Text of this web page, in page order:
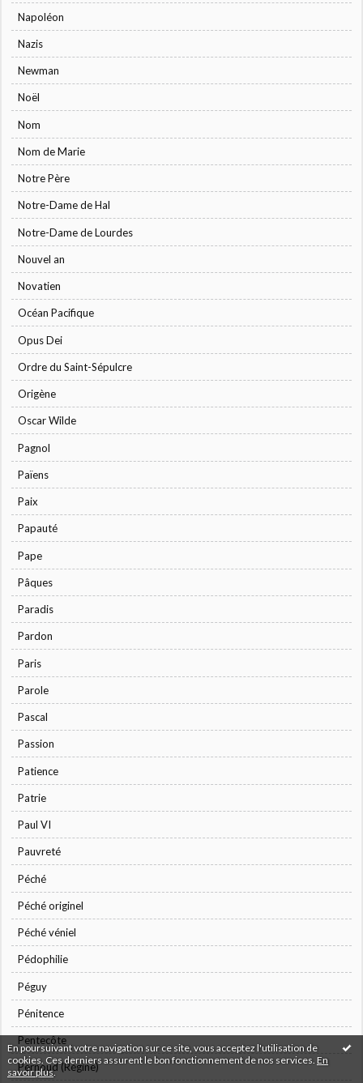
En poursuivant votre navigation sur ce site, vous acceptez l'utilisation de
cookies. Ces derniers assurent le bon fonctionnement de nos services. En
savoir plus.
Napoléon
Nazis
Newman
Noël
Nom
Nom de Marie
Notre Père
Notre-Dame de Hal
Notre-Dame de Lourdes
Nouvel an
Novatien
Océan Pacifique
Opus Dei
Ordre du Saint-Sépulcre
Origène
Oscar Wilde
Pagnol
Païens
Paix
Papauté
Pape
Pâques
Paradis
Pardon
Paris
Parole
Pascal
Passion
Patience
Patrie
Paul VI
Pauvreté
Péché
Péché originel
Péché véniel
Pédophilie
Péguy
Pénitence
Pentecôte
Pernoud (Régine)